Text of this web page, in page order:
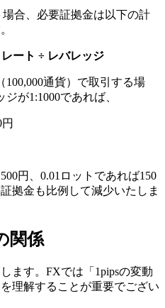
合、必要証拠金は以下の計
ート ÷ レバレッジ
100,000通貨）で取引する場
が1:1000であれば、
円、0.01ロットであれば150
拠金も比例して減少いたしま
関係
ます。FXでは「1pipsの変動
理解することが重要でござい